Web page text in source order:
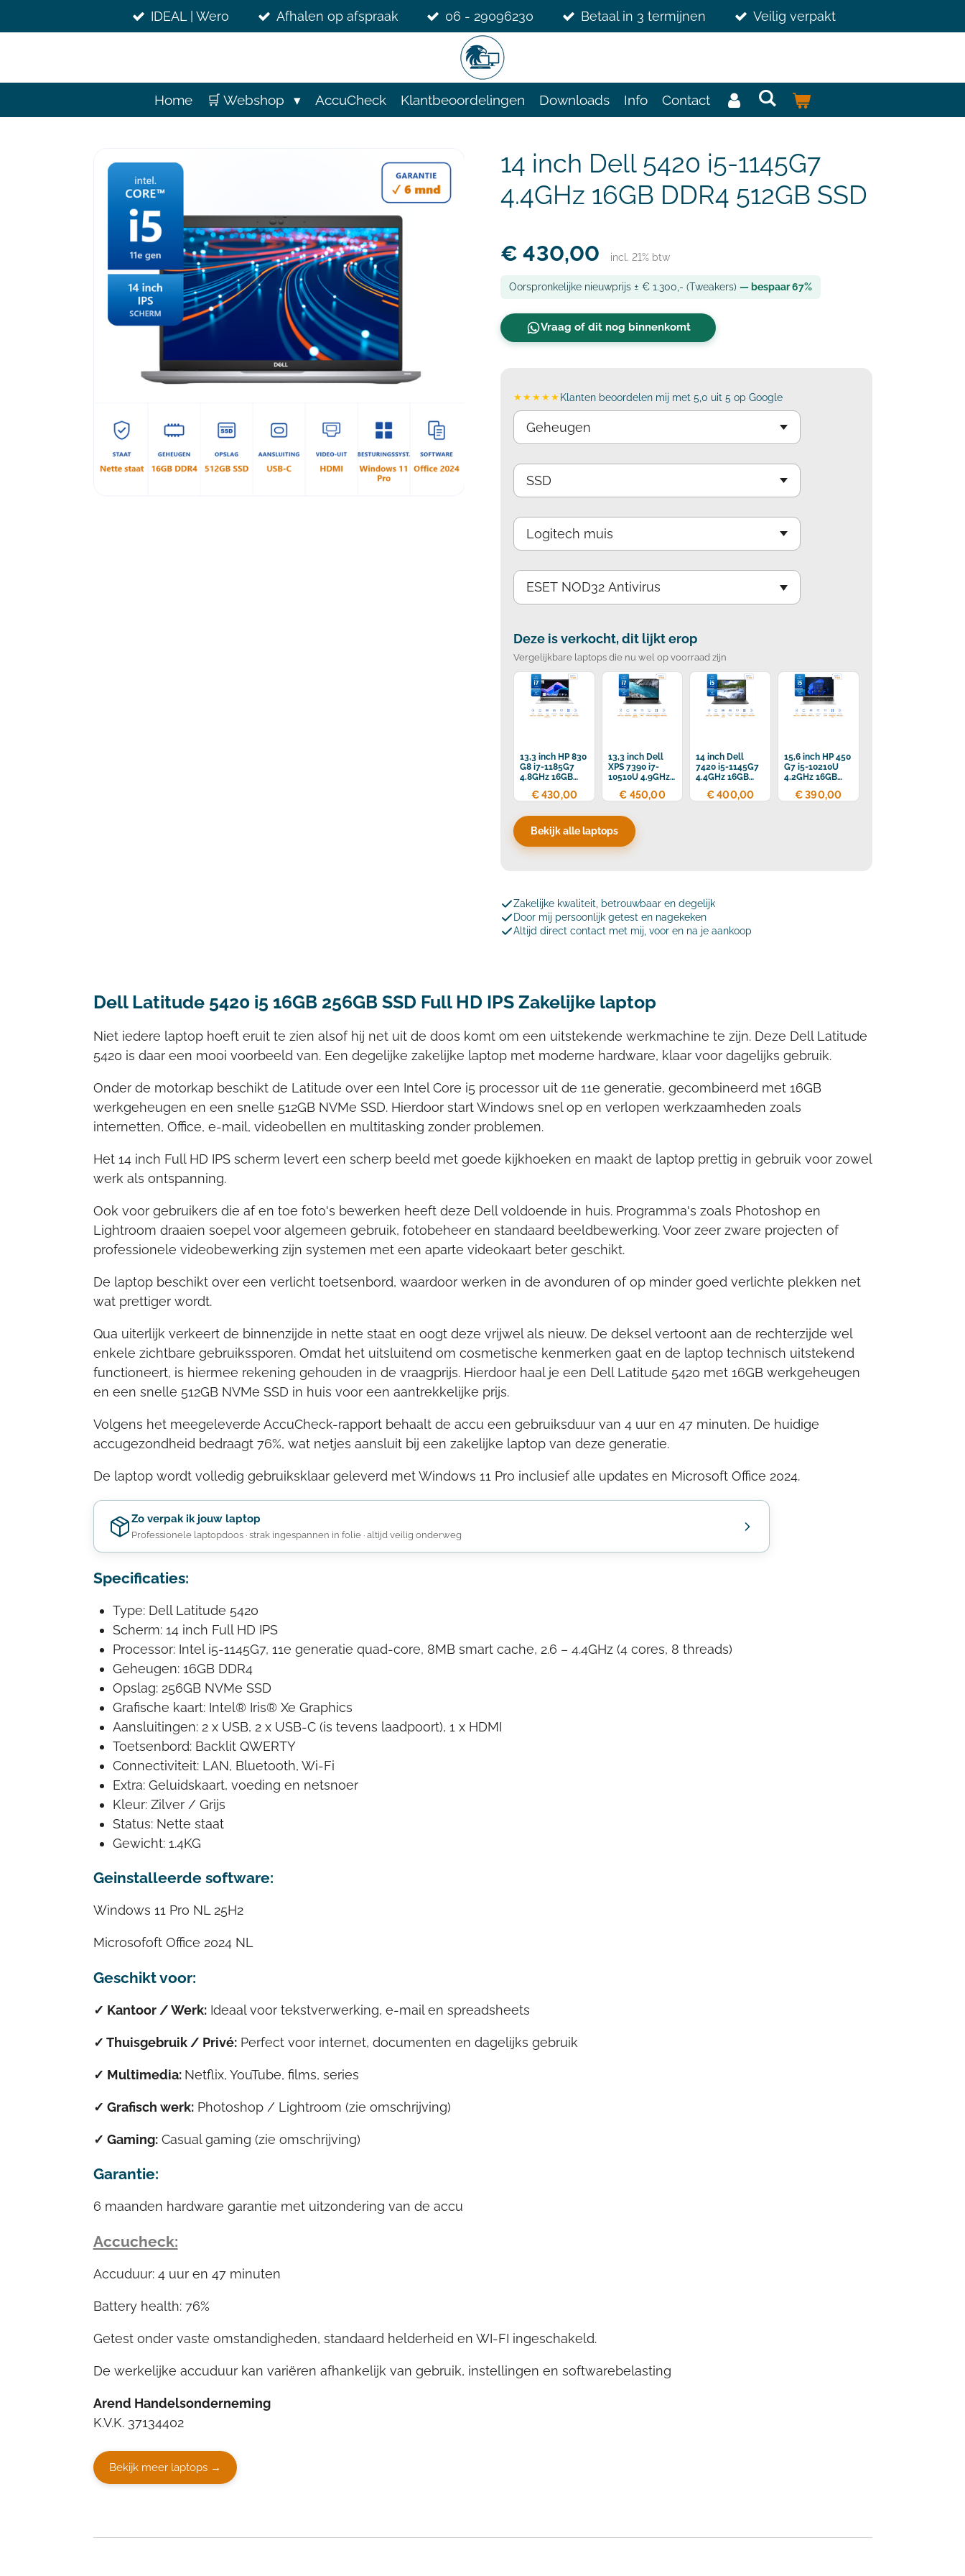
direct
IDEAL | Wero Afhalen op afspraak 06 - 29096230 Betaal in 3 termijnen Veilig verpakt
Home 🛒 Webshop AccuCheck Klantbeoordelingen Downloads Info Contact
14 inch Dell 5420 i5-1145G7
4.4GHz 16GB DDR4 512GB SSD
€ 430,00 incl. 21% btw
Oorspronkelijke nieuwprijs ± € 1.300,- (Tweakers) — bespaar 67%
Vraag of dit nog binnenkomt
★★★★★ Klanten beoordelen mij met 5,0 uit 5 op Google
Deze is verkocht, dit lijkt erop
Vergelijkbare laptops die nu wel op voorraad zijn
13,3 inch HP 830
G8 i7-1185G7
4.8GHz 16GB
SSD€ 430,00
13,3 inch Dell
XPS 7390 i7-
10510U 4.9GHz
512GB SSD
€ 450,00
14 inch Dell
7420 i5-1145G7
4.4GHz 16GB
SSD€ 400,00
15,6 inch HP 450
G7 i5-10210U
4.2GHz 16GB
SSD€ 390,00
Bekijk alle laptops
Zakelijke kwaliteit, betrouwbaar en degelijk
Door mij persoonlijk getest en nagekeken
Altijd direct contact met mij, voor en na je aankoop
Dell Latitude 5420 i5 16GB 256GB SSD Full HD IPS Zakelijke laptop
Niet iedere laptop hoeft eruit te zien alsof hij net uit de doos komt om een uitstekende werkmachine te zijn. Deze Dell Latitude
5420 is daar een mooi voorbeeld van. Een degelijke zakelijke laptop met moderne hardware, klaar voor dagelijks gebruik.
Onder de motorkap beschikt de Latitude over een Intel Core i5 processor uit de 11e generatie, gecombineerd met 16GB
werkgeheugen en een snelle 512GB NVMe SSD. Hierdoor start Windows snel op en verlopen werkzaamheden zoals
internetten, Office, e-mail, videobellen en multitasking zonder problemen.
Het 14 inch Full HD IPS scherm levert een scherp beeld met goede kijkhoeken en maakt de laptop prettig in gebruik voor zowel
werk als ontspanning.
Ook voor gebruikers die af en toe foto's bewerken heeft deze Dell voldoende in huis. Programma's zoals Photoshop en
Lightroom draaien soepel voor algemeen gebruik, fotobeheer en standaard beeldbewerking. Voor zeer zware projecten of
professionele videobewerking zijn systemen met een aparte videokaart beter geschikt.
De laptop beschikt over een verlicht toetsenbord, waardoor werken in de avonduren of op minder goed verlichte plekken net
wat prettiger wordt.
Qua uiterlijk verkeert de binnenzijde in nette staat en oogt deze vrijwel als nieuw. De deksel vertoont aan de rechterzijde wel
enkele zichtbare gebruikssporen. Omdat het uitsluitend om cosmetische kenmerken gaat en de laptop technisch uitstekend
functioneert, is hiermee rekening gehouden in de vraagprijs. Hierdoor haal je een Dell Latitude 5420 met 16GB werkgeheugen
en een snelle 512GB NVMe SSD in huis voor een aantrekkelijke prijs.
Volgens het meegeleverde AccuCheck-rapport behaalt de accu een gebruiksduur van 4 uur en 47 minuten. De huidige
accugezondheid bedraagt 76%, wat netjes aansluit bij een zakelijke laptop van deze generatie.
De laptop wordt volledig gebruiksklaar geleverd met Windows 11 Pro inclusief alle updates en Microsoft Office 2024.
Zo verpak ik jouw laptop
Professionele laptopdoos · strak ingespannen in folie · altijd veilig onderweg
Specificaties:
Type: Dell Latitude 5420
Scherm: 14 inch Full HD IPS
Processor: Intel i5-1145G7, 11e generatie quad-core, 8MB smart cache, 2.6 – 4.4GHz (4 cores, 8 threads)
Geheugen: 16GB DDR4
Opslag: 256GB NVMe SSD
Grafische kaart: Intel® Iris® Xe Graphics
Aansluitingen: 2 x USB, 2 x USB-C (is tevens laadpoort), 1 x HDMI
Toetsenbord: Backlit QWERTY
Connectiviteit: LAN, Bluetooth, Wi-Fi
Extra: Geluidskaart, voeding en netsnoer
Kleur: Zilver / Grijs
Status: Nette staat
Gewicht: 1.4KG
Geinstalleerde software:
Windows 11 Pro NL 25H2
Microsofoft Office 2024 NL
Geschikt voor:
✓ Kantoor / Werk: Ideaal voor tekstverwerking, e-mail en spreadsheets
✓ Thuisgebruik / Privé: Perfect voor internet, documenten en dagelijks gebruik
✓ Multimedia: Netflix, YouTube, films, series
✓ Grafisch werk: Photoshop / Lightroom (zie omschrijving)
✓ Gaming:Casual gaming (zie omschrijving)
Garantie:
6 maanden hardware garantie met uitzondering van de accu
Accucheck:
Accuduur: 4 uur en 47 minuten
Battery health: 76%
Getest onder vaste omstandigheden, standaard helderheid en WI-FI ingeschakeld.
De werkelijke accuduur kan variëren afhankelijk van gebruik, instellingen en softwarebelasting
Arend Handelsonderneming
K.V.K. 37134402
Bekijk meer laptops →